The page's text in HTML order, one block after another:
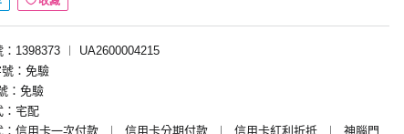
：1398373 ︱
UA2600004215
：免驗
：免驗
：宅配
：信用卡一次付款
︱ 信用卡分期付款 ︱ 信用卡紅利折抵 ︱
神腦門